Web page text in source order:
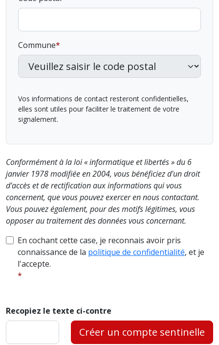
Commune
Vos informations de contact resteront confidentielles,
elles sont utiles pour faciliter le traitement de votre
signalement.
Conformément à la loi « informatique et libertés » du 6
janvier 1978 modifiée en 2004, vous bénéficiez d'un droit
d'accès et de rectification aux informations qui vous
concernent, que vous pouvez exercer en nous contactant.
Vous pouvez également, pour des motifs légitimes, vous
opposer au traitement des données vous concernant.
En cochant cette case, je reconnais avoir pris
connaissance de la politique de confidentialité, et je
l'accepte.
Recopiez le texte ci-contre
Créer un compte sentinelle